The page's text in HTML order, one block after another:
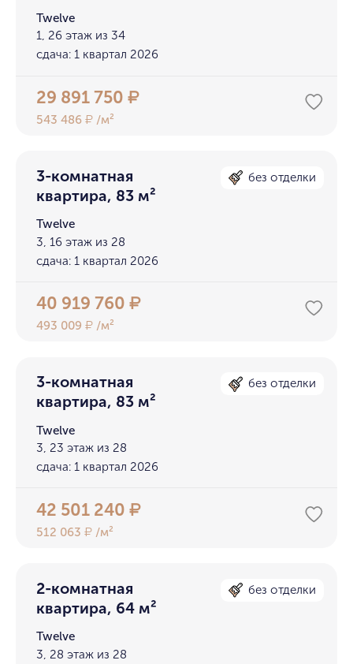
Twelve
1, 26 этаж из 34
сдача: 1 квартал 2026
29 891 750₽
543 486₽ /м²
3-комнатная
квартира, 83 м²
без отделки
Twelve
3, 16 этаж из 28
сдача: 1 квартал 2026
40 919 760₽
493 009₽ /м²
3-комнатная
квартира, 83 м²
без отделки
Twelve
3, 23 этаж из 28
сдача: 1 квартал 2026
42 501 240₽
512 063₽ /м²
2-комнатная
квартира, 64 м²
без отделки
Twelve
3, 28 этаж из 28